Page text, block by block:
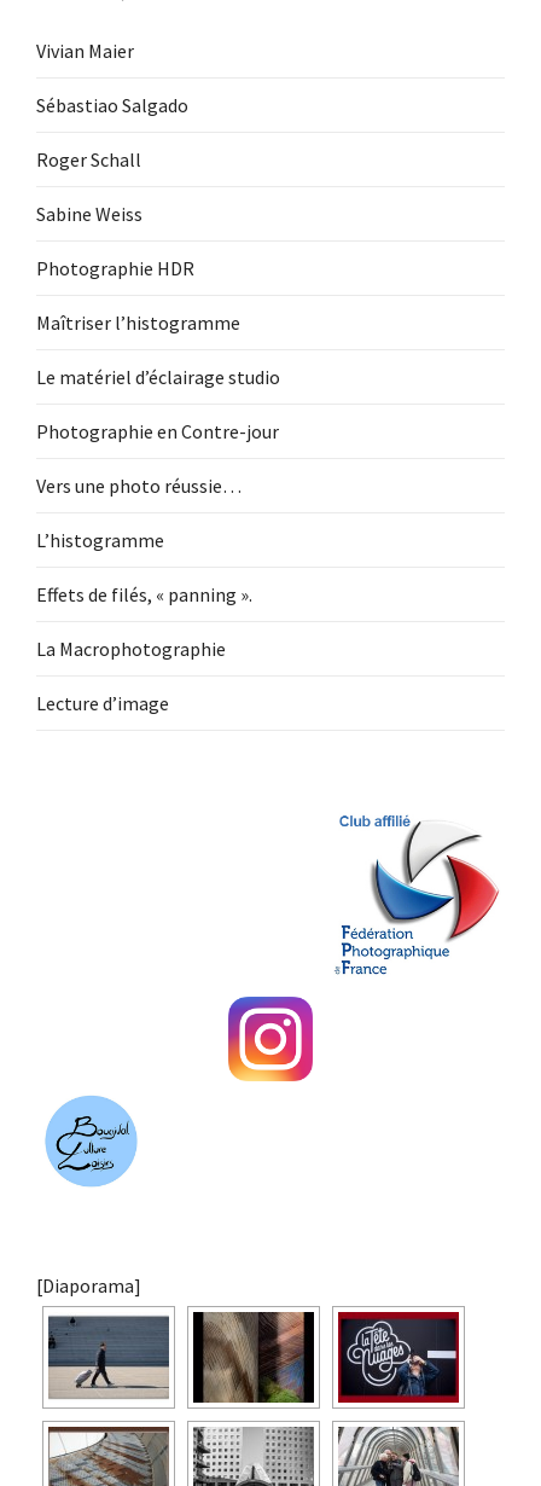
Vivian Maier
Sébastiao Salgado
Roger Schall
Sabine Weiss
Photographie HDR
Maîtriser l’histogramme
Le matériel d’éclairage studio
Photographie en Contre-jour
Vers une photo réussie…
L’histogramme
Effets de filés, « panning ».
La Macrophotographie
Lecture d’image
[Diaporama]